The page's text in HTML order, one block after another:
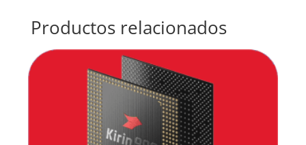
Productos relacionados